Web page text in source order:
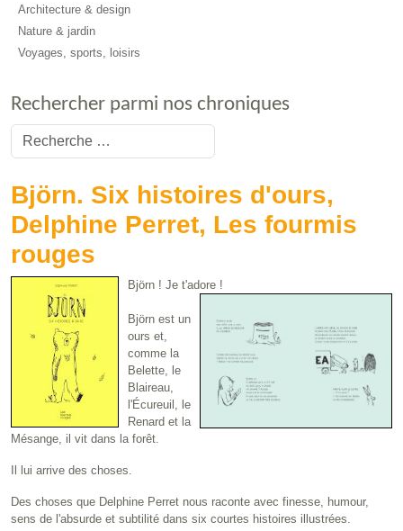
Architecture & design
Nature & jardin
Voyages, sports, loisirs
Rechercher parmi nos chroniques
Valider
Björn. Six histoires d'ours,
Delphine Perret, Les fourmis
rouges
Björn ! Je t'adore !
Björn est un
ours et,
comme la
Belette, le
Blaireau,
l'Écureuil, le
Renard et la
Mésange, il vit dans la forêt.
Il lui arrive des choses.
Des choses que Delphine Perret nous raconte avec finesse, humour,
sens de l'absurde et subtilité dans six courtes histoires illustrées.